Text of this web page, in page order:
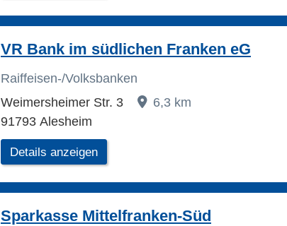
VR Bank im südlichen Franken eG
Raiffeisen-/Volksbanken
Weimersheimer Str. 3
6,3 km
91793 Alesheim
Details anzeigen
Sparkasse Mittelfranken-Süd